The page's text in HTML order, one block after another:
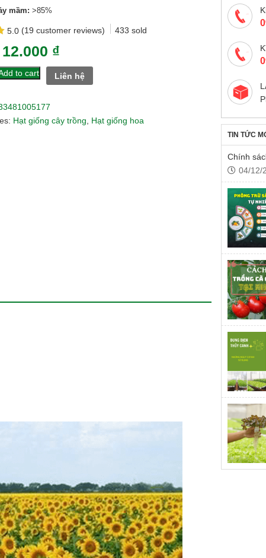
mầm: >85%
5.0 (19 customer reviews) 433 sold
12.000 ₫
to cart Liên hệ
Hạt giống cây trồng, Hạt giống hoa
TIN TỨC
Chính
04/12/